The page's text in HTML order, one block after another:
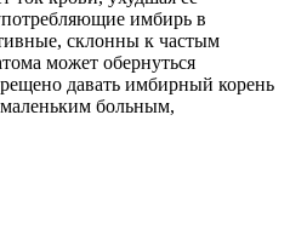
имбирь в
склонны к частым
может обернуться
давать имбирный корень
больным,